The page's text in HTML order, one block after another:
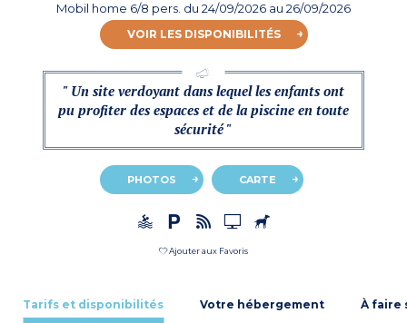
Mobil home 6/8 pers. du 24/09/2026 au 26/09/2026
VOIR LES DISPONIBILITÉS
" Un site verdoyant dans lequel les enfants ont
pu profiter des espaces et de la piscine en toute
sécurité "
PHOTOS CARTE
Ajouter aux Favoris
Tarifs et disponibilités Votre hébergement À faire